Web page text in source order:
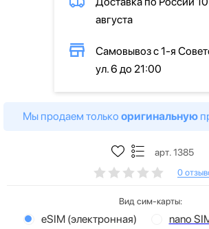
августа
Самовывоз с 1-я
ул. 6 до 21:00
Мы продаем только оригинальную
арт. 1385
0
Вид сим-карты:
eSIM (электронная) nano